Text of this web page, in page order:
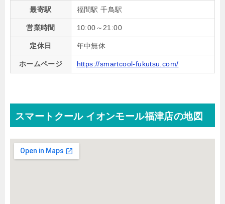
最寄駅 福間駅 千鳥駅
営業時間 10:00～21:00
定休日 年中無休
ホームページ https://smartcool-fukutsu.com/
スマートクール イオンモール福津店の地図